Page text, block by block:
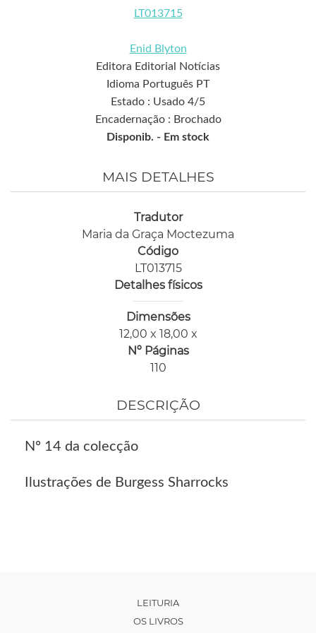
LT013715
Enid Blyton
Editora Editorial Notícias
Idioma Português PT
Estado : Usado 4/5
Encadernação : Brochado
Disponib. - Em stock
MAIS DETALHES
Tradutor
Maria da Graça Moctezuma
Código
LT013715
Detalhes físicos
Dimensões
12,00 x 18,00 x
Nº Páginas
110
DESCRIÇÃO
Nº 14 da colecção
Ilustrações de Burgess Sharrocks
LEITURIA
OS LIVROS